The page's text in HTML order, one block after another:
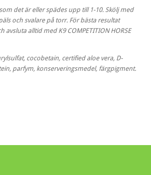
det är eller spädes upp till 1-10. Skölj med
och svalare på torr. För bästa resultat
avsluta alltid med K9 COMPETITION HORSE
cocobetain, certified aloe vera, D-
parfym, konserveringsmedel, färgpigment.